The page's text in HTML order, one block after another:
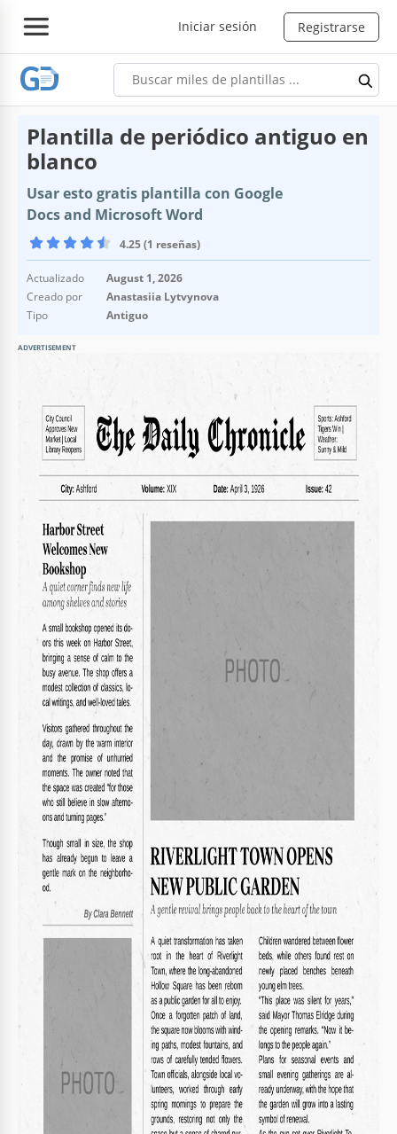
Iniciar sesión Registrarse
Plantilla de periódico antiguo en
blanco
Usar esto gratis plantilla con Google
Docs and Microsoft Word
4.25 (1 reseñas)
Actualizado
August 1, 2026
Creado por
Anastasiia Lytvynova
Tipo
Antiguo
ADVERTISEMENT